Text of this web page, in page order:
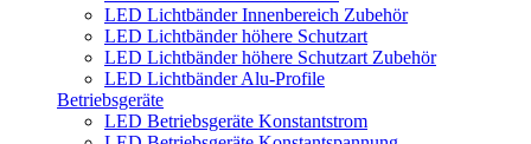
LED Lichtbänder Innenbereich Zubehör
LED Lichtbänder höhere Schutzart
LED Lichtbänder höhere Schutzart Zubehör
LED Lichtbänder Alu-Profile
Betriebsgeräte
LED Betriebsgeräte Konstantstrom